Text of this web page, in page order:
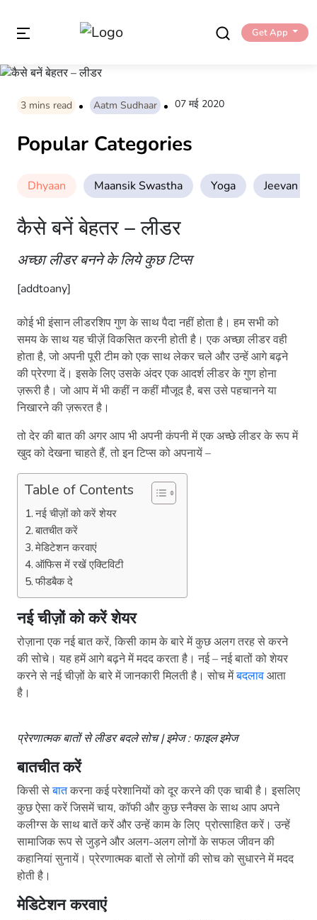
Get App
3 mins read Aatm Sudhaar 07 मई 2020
Popular Categories
Dhyaan Maansik Swastha Yoga Jeevan
कैसे बनें बेहतर – लीडर
अच्छा लीडर बनने के लिये कुछ टिप्स
[addtoany]
कोई भी इंसान लीडरशिप गुण के साथ पैदा नहीं होता है। हम सभी को
समय के साथ यह चीज़ें विकसित करनी होती है। एक अच्छा लीडर वही
होता है, जो अपनी पूरी टीम को एक साथ लेकर चले और उन्हें आगे बढ़ने
की प्रेरणा दें। इसके लिए उसके अंदर एक आदर्श लीडर के गुण होना
ज़रूरी है। जो आप में भी कहीं न कहीं मौजूद है, बस उसे पहचानने या
निखारने की ज़रूरत है।
तो देर की बात की अगर आप भी अपनी कंपनी में एक अच्छे लीडर के रूप में
खुद को देखना चाहते हैं, तो इन टिप्स को अपनायें –
Table of Contents
नई चीज़ों को करें शेयर
बातचीत करें
मेडिटेशन करवाएं
ऑफिस में रखें एक्टिविटी
फीडबैक दे
नई चीज़ों को करें शेयर
रोज़ाना एक नई बात करें, किसी काम के बारे में कुछ अलग तरह से करने
की सोचे। यह हमें आगे बढ़ने में मदद करता है। नई – नई बातों को शेयर
करने से नई चीज़ों के बारे में जानकारी मिलती है। सोच मेंबदलावआता
है।
प्रेरणात्मक बातों से लीडर बदले सोच | इमेज : फाइल इमेज
बातचीत करें
किसी सेबातकरना कई परेशानियों को दूर करने की एक चाबी है। इसलिए
कुछ ऐसा करें जिसमें चाय, कॉफी और कुछ स्नैक्स के साथ आप अपने
कलीग्स के साथ बातें करें और उन्हें काम के लिए प्रोत्साहित करें। उन्हें
सामाजिक रूप से जुड़ने और अलग-अलग लोगों के सफल जीवन की
कहानियां सुनायें। प्रेरणात्मक बातों से लोगों की सोच को सुधारने में मदद
होती है।
मेडिटेशन करवाएं